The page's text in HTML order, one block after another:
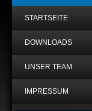
STARTSEITE
DOWNLOADS
UNSER TEAM
IMPRESSUM